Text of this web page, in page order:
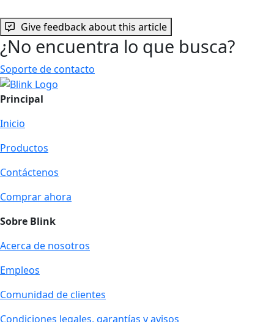
Give feedback about this article
¿No encuentra lo que busca?
Soporte de contacto
Principal
Inicio
Productos
Contáctenos
Comprar ahora
Sobre Blink
Acerca de nosotros
Empleos
Comunidad de clientes
Condiciones legales, garantías y avisos